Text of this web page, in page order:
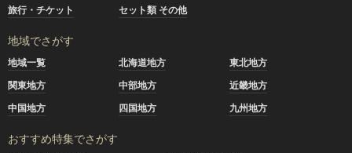
旅行・チケット
セット類 その他
地域でさがす
地域一覧 北海道地方
東北地方
関東地方
中部地方
近畿地方
中国地方
四国地方 九州地方
おすすめ特集でさがす